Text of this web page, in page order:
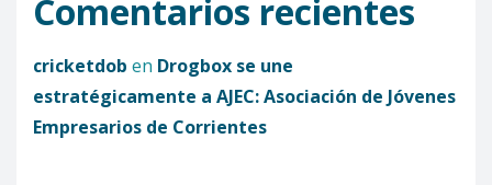
Comentarios recientes
cricketdob en Drogbox se une
estratégicamente a AJEC: Asociación de Jóvenes
Empresarios de Corrientes